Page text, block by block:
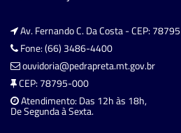
Av. Fernando C. Da Costa - CEP:
Fone: (66) 3486-4400
ouvidoria@pedrapreta.mt.gov.br
CEP: 78795-000
Atendimento: Das 12h às 18h,
De Segunda à Sexta.